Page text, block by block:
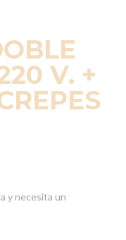
V. +
y necesita un